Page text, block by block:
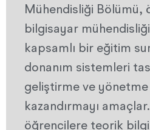
Mühendisliği Bölümü,
bilgisayar mühendisliği
kapsamlı bir eğitim
donanım sistemleri
geliştirme ve
kazandırmayı
öğrencilere teorik